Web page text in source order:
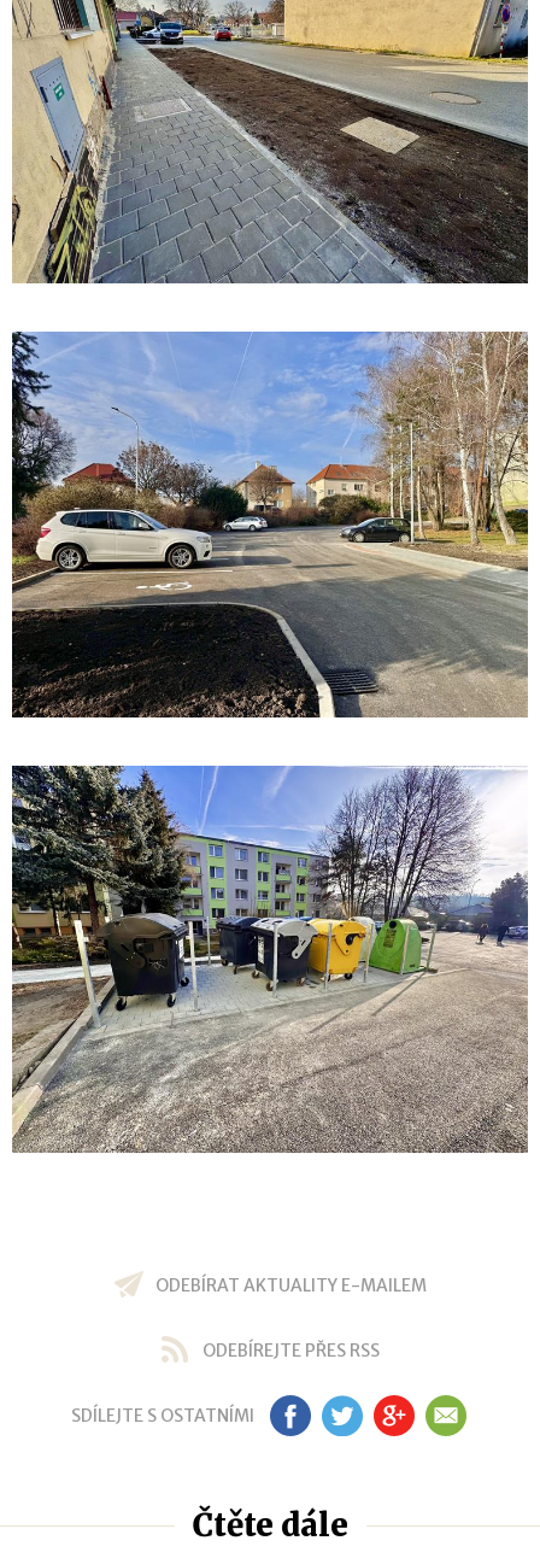
ODEBÍRAT AKTUALITY E-MAILEM
ODEBÍREJTE PŘES RSS
SDÍLEJTE S OSTATNÍMI FB TW GP EM
Čtěte dále